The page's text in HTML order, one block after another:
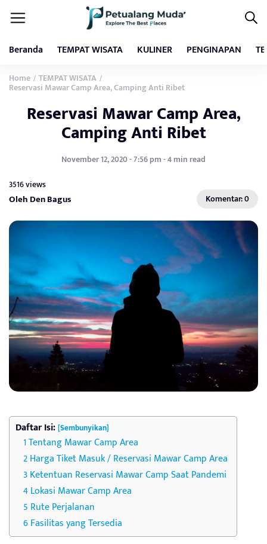
Beranda TEMPAT WISATA KULINER PENGINAPAN
Home / TEMPAT WISATA /
Reservasi Mawar Camp Area, Camping Anti Ribet
Reservasi Mawar Camp Area,
Camping Anti Ribet
November 12, 2020 - 7:56 pm - 4 min read
3516 views
Oleh Den Bagus Komentar: 0
Daftar Isi:[Sembunyikan]
Tentang Mawar Camp Area
Harga Tiket Masuk / Reservasi Mawar Camp Area
Ketentuan Reservasi Mawar Camp Saat Pandemi
Lokasi Mawar Camp Area
Rute Perjalanan
Fasilitas yang Tersedia